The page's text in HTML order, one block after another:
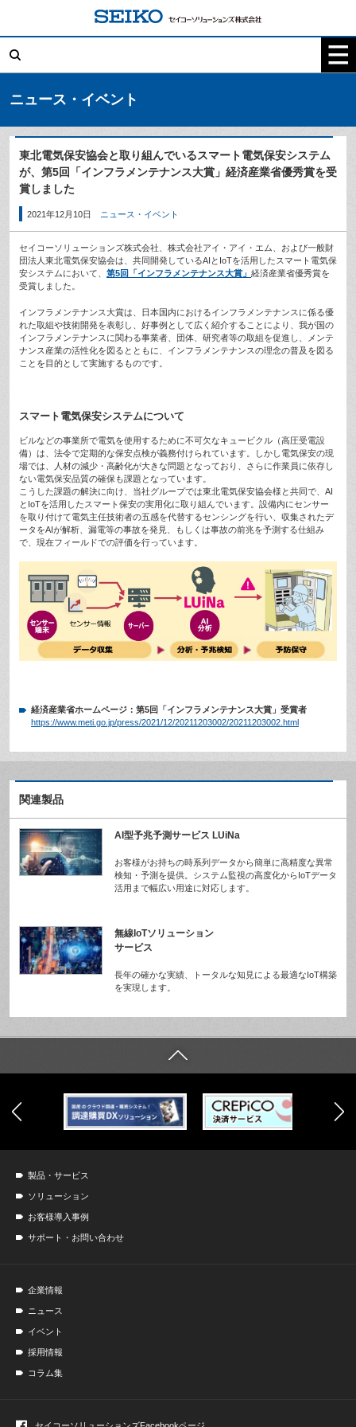
索:
ニュース・イベント
東北電気保安協会と取り組んでいるスマート電気保安システム
が、第5回「インフラメンテナンス大賞」経済産業省優秀賞を受
賞しました
2021年12月10日 ニュース・イベント
セイコーソリューションズ株式会社、株式会社アイ・アイ・エム、および一般財
団法人東北電気保安協会は、共同開発しているAIとIoTを活用したスマート電気保
安システムにおいて、 第5回「インフラメンテナンス大賞」 経済産業省優秀賞を
受賞しました。
インフラメンテナンス大賞は、日本国内におけるインフラメンテナンスに係る優
れた取組や技術開発を表彰し、好事例として広く紹介することにより、我が国の
インフラメンテナンスに関わる事業者、団体、研究者等の取組を促進し、メンテ
ナンス産業の活性化を図るとともに、インフラメンテナンスの理念の普及を図る
ことを目的として実施するものです。
スマート電気保安システムについて
ビルなどの事業所で電気を使用するために不可欠なキュービクル（高圧受電設
備）は、法令で定期的な保安点検が義務付けられています。しかし電気保安の現
場では、人材の減少・高齢化が大きな問題となっており、さらに作業員に依存し
ない電気保安品質の確保も課題となっています。
こうした課題の解決に向け、当社グループでは東北電気保安協会様と共同で、AI
とIoTを活用したスマート保安の実用化に取り組んでいます。設備内にセンサー
を取り付けて電気主任技術者の五感を代替するセンシングを行い、収集されたデ
ータをAIが解析、漏電等の事故を発見、もしくは事故の前兆を予測する仕組み
で、現在フィールドでの評価を行っています。
経済産業省ホームページ：第5回「インフラメンテナンス大賞」受賞者
https://www.meti.go.jp/press/2021/12/20211203002/20211203002.html
関連製品
AI型予兆予測サービス LUiNa
お客様がお持ちの時系列データから簡単に高精度な異常
検知・予測を提供。システム監視の高度化からIoTデータ
活用まで幅広い用途に対応します。
無線IoTソリューション
サービス
長年の確かな実績、トータルな知見による最適なIoT構築
を実現します。
製品・サービス
ソリューション
お客様導入事例
サポート・お問い合わせ
企業情報
ニュース
イベント
採用情報
コラム集